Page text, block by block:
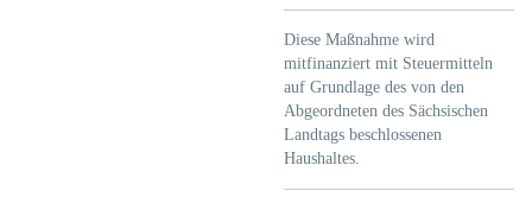
Diese Maßnahme wird
mitfinanziert mit Steuermitteln
auf Grundlage des von den
Abgeordneten des Sächsischen
Landtags beschlossenen
Haushaltes.